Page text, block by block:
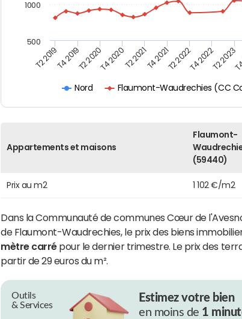
Nord Flaumont-Waudrechies (CC
T2 2019T4 2019T2 2020T4 2020T2 2021T4 2021T2 2022T4 2022T2 2023
1000
500
Appartements et maisons
Flaumont-
(59440)
Prix au m2 1 102 €/m2
Dans la Communauté de communes Cœur de
de Flaumont-Waudrechies, le prix des biens
mètre carrépour le dernier trimestre. Le prix des
partir de 29 euros du m².
Outils
& Services
Estimez votre bien
en moins de 1